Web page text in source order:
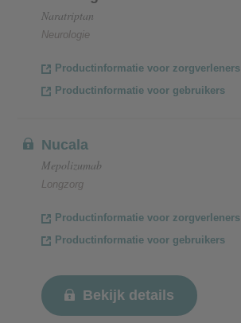
Naratriptan
Neurologie
Productinformatie voor zorgverleners
Productinformatie voor gebruikers
Nucala
Mepolizumab
Longzorg
Productinformatie voor zorgverleners
Productinformatie voor gebruikers
Bekijk details